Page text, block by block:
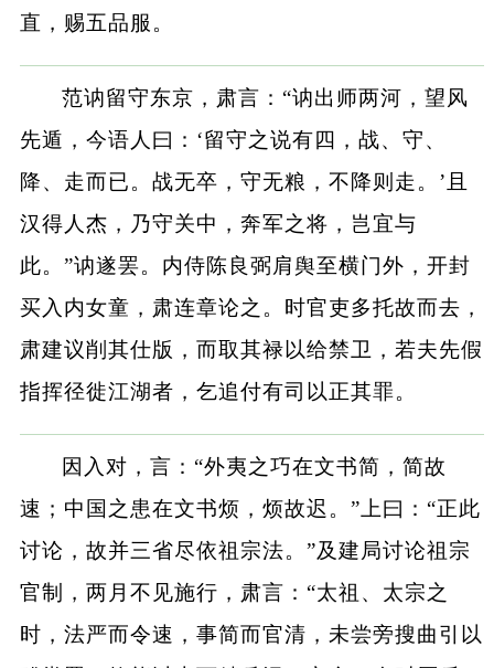
直，赐五品服。
范讷留守东京，肃言：“讷出师两河，望风
先遁，今语人曰：‘留守之说有四，战、守、
降、走而已。战无卒，守无粮，不降则走。’且
汉得人杰，乃守关中，奔军之将，岂宜与
此。”讷遂罢。内侍陈良弼肩舆至横门外，开封
买入内女童，肃连章论之。时官吏多托故而去，
肃建议削其仕版，而取其禄以给禁卫，若夫先假
指挥径徙江湖者，乞追付有司以正其罪。
因入对，言：“外夷之巧在文书简，简故
速；中国之患在文书烦，烦故迟。”上曰：“正此
讨论，故并三省尽依祖宗法。”及建局讨论祖宗
官制，两月不见施行，肃言：“太祖、太宗之
时，法严而令速，事简而官清，未尝旁搜曲引以